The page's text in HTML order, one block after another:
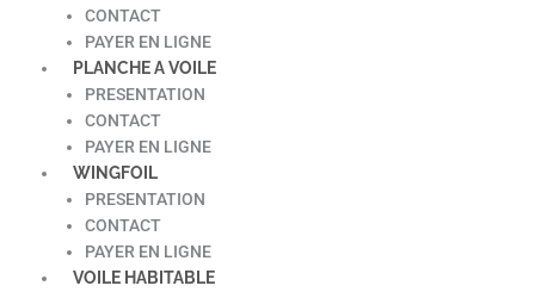
CONTACT
PAYER EN LIGNE
PLANCHE A VOILE
PRESENTATION
CONTACT
PAYER EN LIGNE
WINGFOIL
PRESENTATION
CONTACT
PAYER EN LIGNE
VOILE HABITABLE